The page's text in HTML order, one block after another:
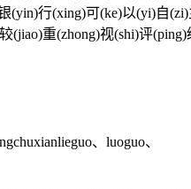
(yin)行(xing)可(ke)以(yi)自
(jiao)重(zhong)视(shi)评
、luoguo、